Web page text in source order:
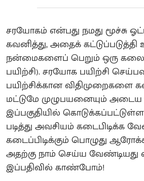
சரயோகம் என்பது நமது மூச்சு
கவனித்து, அதைக்
நன்மைகளைப் பெறும் ஒரு கலை
பயிற்சி). சரயோக பயிற்சி
பயிற்சிக்கான விதிமுறைகளை
மட்டுமே முழுபயனையும் அடைய
இப்பகுதியில்
படித்து அவசியம் கடைபிடிக்க
கடைப்பிடிக்கும் பொழுது
அதற்கு நாம் செய்ய
இப்பதிவில் காண்போம்!